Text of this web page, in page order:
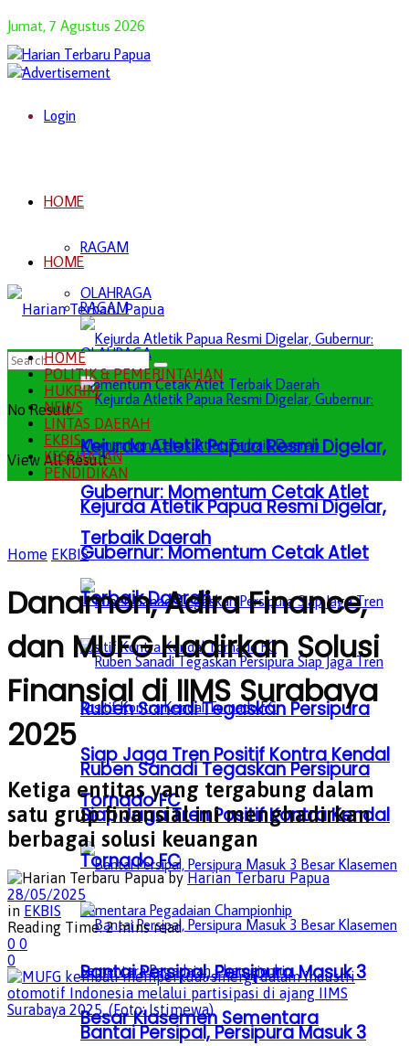
Jumat, 7 Agustus 2026
Login
HOME
RAGAM
OLAHRAGA
Kejurda Atletik Papua Resmi Digelar,
Gubernur: Momentum Cetak Atlet
Terbaik Daerah
Ruben Sanadi Tegaskan Persipura
Siap Jaga Tren Positif Kontra Kendal
Tornado FC
Bantai Persipal, Persipura Masuk 3
Besar Klasemen Sementara
HOME
RAGAM
OLAHRAGA
Kejurda Atletik Papua Resmi Digelar,
Gubernur: Momentum Cetak Atlet
Terbaik Daerah
Ruben Sanadi Tegaskan Persipura
Siap Jaga Tren Positif Kontra Kendal
Tornado FC
Bantai Persipal, Persipura Masuk 3
No Result
View All Result
HOME
POLITIK & PEMERINTAHAN
HUKRIM
NEWS
LINTAS DAERAH
EKBIS
KESEHATAN
PENDIDIKAN
Home EKBIS
Danamon, Adira Finance,
dan MUFG Hadirkan Solusi
Finansial di IIMS Surabaya
2025
Ketiga entitas yang tergabung dalam
satu grup finansial ini menghadirkan
berbagai solusi keuangan
by Harian Terbaru Papua
28/05/2025
in EKBIS
Reading Time: 2 mins read
0 0
0